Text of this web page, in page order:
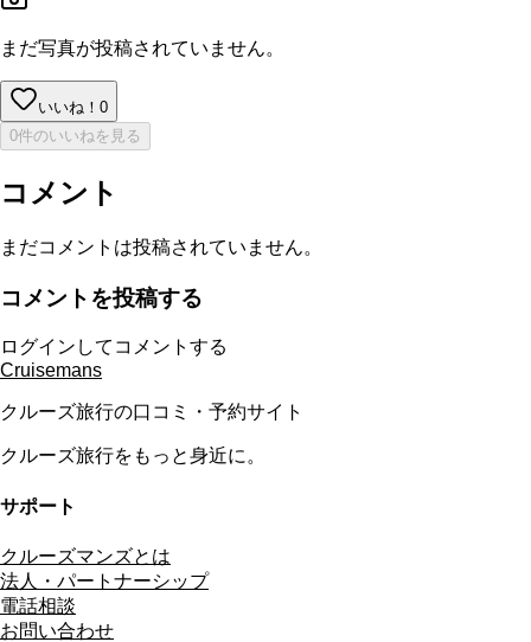
まだ写真が投稿されていません。
いいね！ 0
0件のいいねを見る
コメント
まだコメントは投稿されていません。
コメントを投稿する
ログインしてコメントする
Cruisemans
クルーズ旅行の口コミ・予約サイト
クルーズ旅行をもっと身近に。
サポート
クルーズマンズとは
法人・パートナーシップ
電話相談
お問い合わせ